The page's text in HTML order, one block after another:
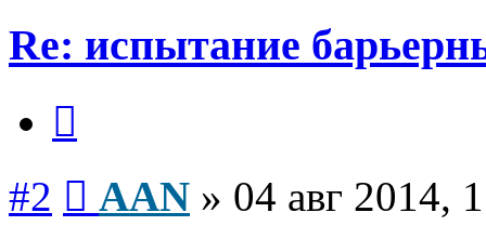
Re: испытание
#2 AAN » 04 авг 2014,